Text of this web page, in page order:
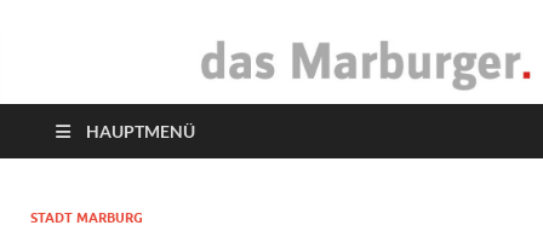
das Marburger.
HAUPTMENÜ
STADT MARBURG